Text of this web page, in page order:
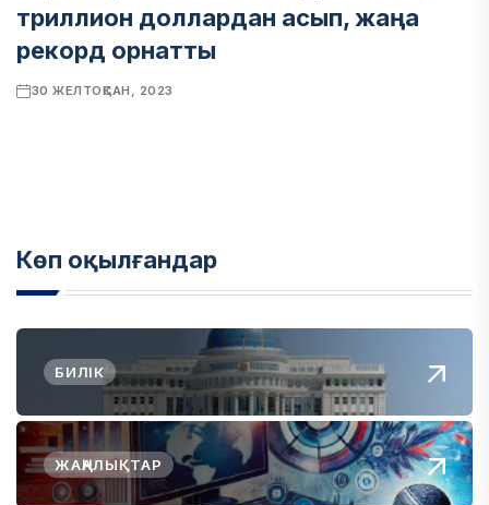
триллион доллардан асып, жаңа
рекорд орнатты
30 ЖЕЛТОҚСАН, 2023
Көп оқылғандар
БИЛІК
ЖАҢАЛЫҚТАР